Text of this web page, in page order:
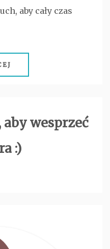
aby cały czas
wesprzeć
:)